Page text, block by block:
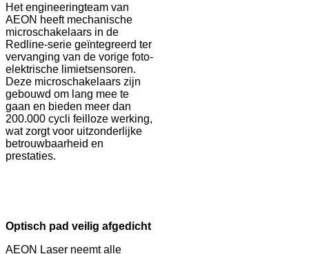
Het engineeringteam van
AEON heeft mechanische
microschakelaars in de
Redline-serie geïntegreerd ter
vervanging van de vorige foto-
elektrische limietsensoren.
Deze microschakelaars zijn
gebouwd om lang mee te
gaan en bieden meer dan
200.000 cycli feilloze werking,
wat zorgt voor uitzonderlijke
betrouwbaarheid en
prestaties.
Optisch pad veilig afgedicht
AEON Laser neemt alle